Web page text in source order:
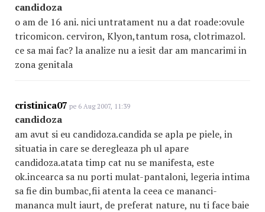
candidoza
o am de 16 ani. nici untratament nu a dat roade:ovule
tricomicon. cerviron, Klyon,tantum rosa, clotrimazol.
ce sa mai fac? la analize nu a iesit dar am mancarimi in
zona genitala
cristinica07 pe 6 Aug 2007, 11:39
candidoza
am avut si eu candidoza.candida se apla pe piele, in
situatia in care se deregleaza ph ul apare
candidoza.atata timp cat nu se manifesta, este
ok.incearca sa nu porti mulat-pantaloni, legeria intima
sa fie din bumbac,fii atenta la ceea ce mananci-
mananca mult iaurt, de preferat nature, nu ti face baie